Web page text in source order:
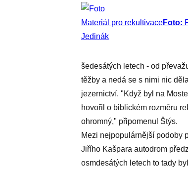
Materiál pro rekultivaceFoto:
Jedinák
šedesátých letech - od
těžby a nedá se s nimi nic
jezernictví. "Když byl na
hovořil o biblickém rozměru
ohromný," připomenul Štýs.
Mezi nejpopulárnější podoby
Jiřího Kašpara autodrom
osmdesátých letech to tady